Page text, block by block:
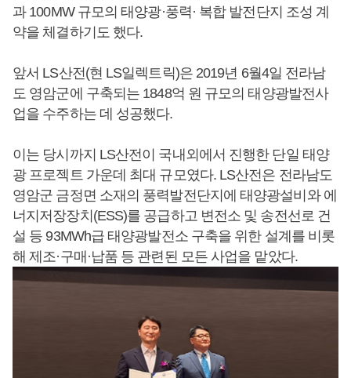
과 100MW 규모의 태양광·풍력· 복합 발전단지 조성 계
약을 체결하기도 했다.
앞서 LS산전(현 LS일렉트릭)은 2019년 6월4일 전라남
도 영암군에 구축되는 1848억 원 규모의 태양광발전사
업을 수주하는 데 성공했다.
이는 당시까지 LS산전이 국내외에서 진행한 단일 태양
광 프로젝트 가운데 최대 규모였다. LS산전은 전라남도
영암군 금정면 소재의 풍력발전단지에 태양광설비와 에
너지저장장치(ESS)를 공급하고 변전소 및 송전선로 건
설 등 93MWh급 태양광발전소 구축을 위한 설계를 비롯
해 제조·구매·납품 등 관련된 모든 사업을 맡았다.